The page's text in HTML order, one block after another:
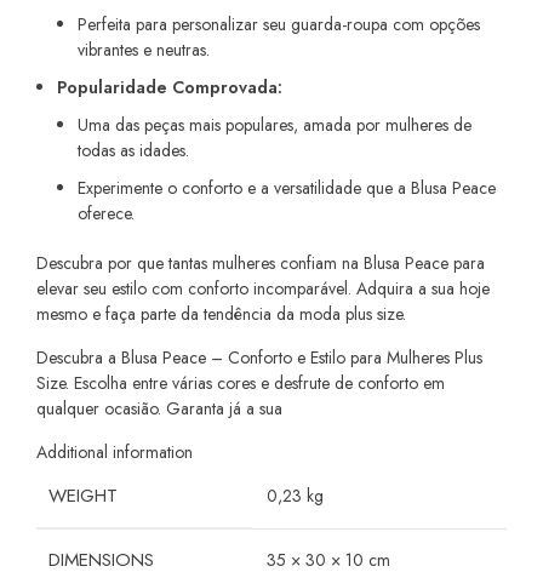
Perfeita para personalizar seu guarda-roupa com opções
vibrantes e neutras.
Popularidade Comprovada:
Uma das peças mais populares, amada por mulheres de
todas as idades.
Experimente o conforto e a versatilidade que a Blusa Peace
oferece.
Descubra por que tantas mulheres confiam na Blusa Peace para
elevar seu estilo com conforto incomparável. Adquira a sua hoje
mesmo e faça parte da tendência da moda plus size.
Descubra a Blusa Peace – Conforto e Estilo para Mulheres Plus
Size. Escolha entre várias cores e desfrute de conforto em
qualquer ocasião. Garanta já a sua
Additional information
WEIGHT 0,23 kg
DIMENSIONS 35 × 30 × 10 cm